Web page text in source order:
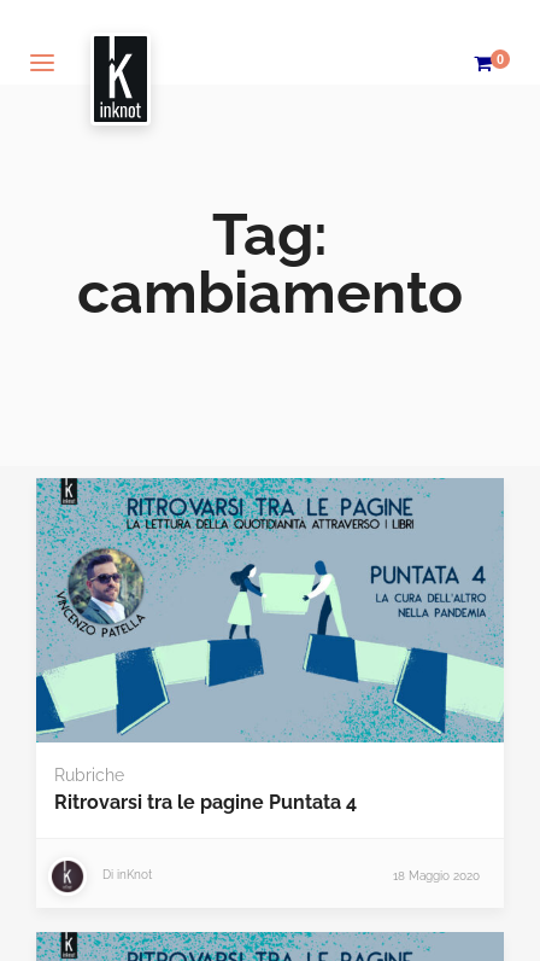
0
Tag:
cambiamento
Rubriche
Ritrovarsi tra le pagine Puntata 4
Di inKnot 18 Maggio 2020